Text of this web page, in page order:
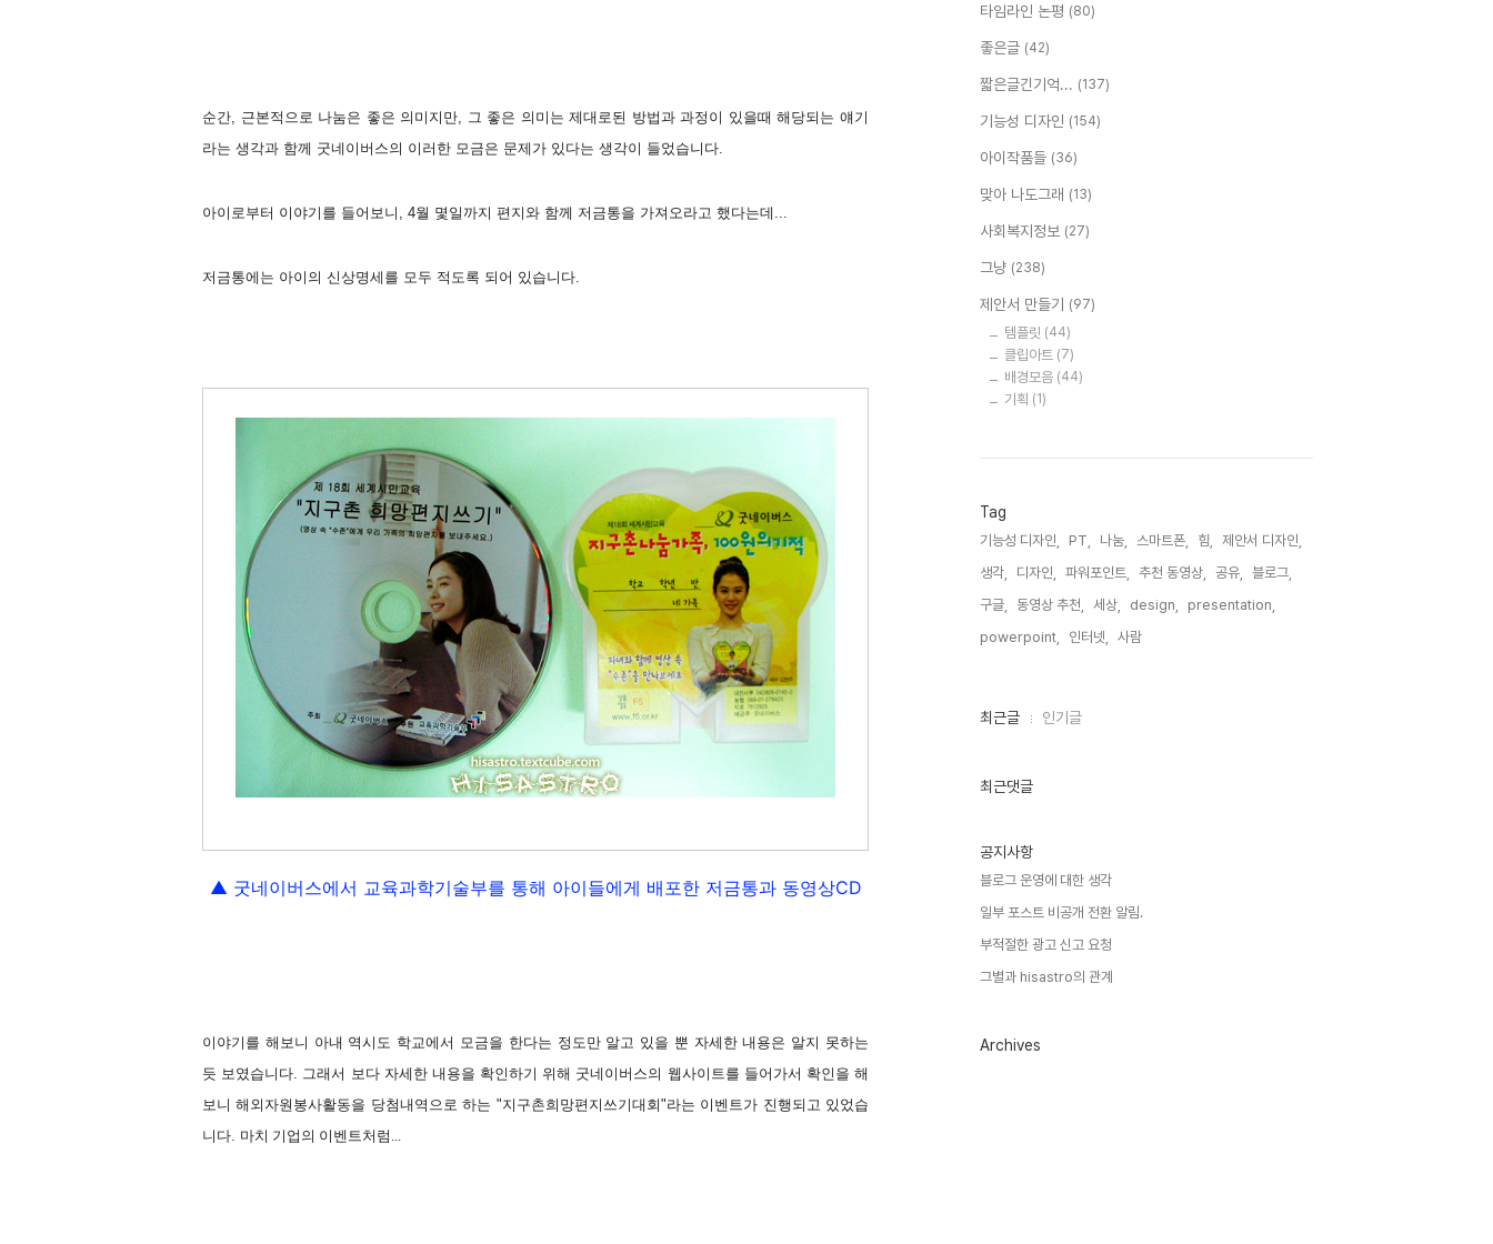
순간, 근본적으로 나눔은 좋은 의미지만, 그 좋은 의미는 제대로된 방법과 과정이 있을때 해당되는 얘기
라는 생각과 함께 굿네이버스의 이러한 모금은 문제가 있다는 생각이 들었습니다.
아이로부터 이야기를 들어보니, 4월 몇일까지 편지와 함께 저금통을 가져오라고 했다는데...
저금통에는 아이의 신상명세를 모두 적도록 되어 있습니다.
▲ 굿네이버스에서 교육과학기술부를 통해 아이들에게 배포한 저금통과 동영상CD
이야기를 해보니 아내 역시도 학교에서 모금을 한다는 정도만 알고 있을 뿐 자세한 내용은 알지 못하는
듯 보였습니다. 그래서 보다 자세한 내용을 확인하기 위해 굿네이버스의 웹사이트를 들어가서 확인을 해
보니 해외자원봉사활동을 당첨내역으로 하는 "지구촌희망편지쓰기대회"라는 이벤트가 진행되고 있었습
니다. 마치 기업의 이벤트처럼...
타임라인 논평 (80)
좋은글 (42)
짧은글긴기억... (137)
기능성 디자인 (154)
아이작품들 (36)
맞아 나도그래 (13)
사회복지정보 (27)
그냥 (238)
제안서 만들기 (97)
템플릿 (44)
클립아트 (7)
배경모음 (44)
기획 (1)
Tag
기능성 디자인, PT, 나눔, 스마트폰, 힘,
제안서 디자인,
생각,
디자인, 파워포인트, 추천 동영상, 공유,
블로그,
구글,
동영상 추천, 세상, design,
presentation,
powerpoint,
인터넷, 사람,
최
인
최근글 인기글
최근댓글
공지사항
블로그 운영에 대한 생각
일부 포스트 비공개 전환 알림.
부적절한 광고 신고 요청
그별과 hisastro의 관계
Archives